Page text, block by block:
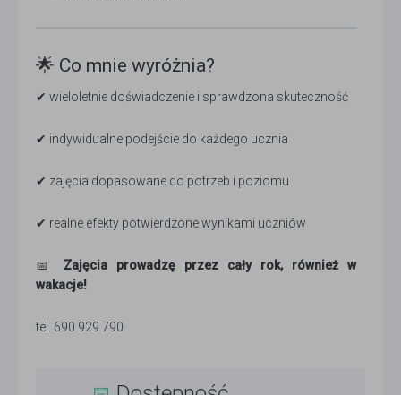
🌟 Co mnie wyróżnia?
✔ wieloletnie doświadczenie i sprawdzona skuteczność
✔ indywidualne podejście do każdego ucznia
✔ zajęcia dopasowane do potrzeb i poziomu
✔ realne efekty potwierdzone wynikami uczniów
📅 Zajęcia prowadzę przez cały rok, również w
wakacje!
tel. 690 929 790